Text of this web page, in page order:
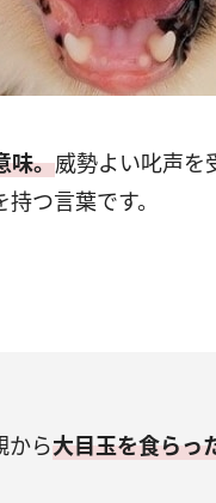
味。威勢よい叱声を
つ言葉です。
から大目玉を食らっ